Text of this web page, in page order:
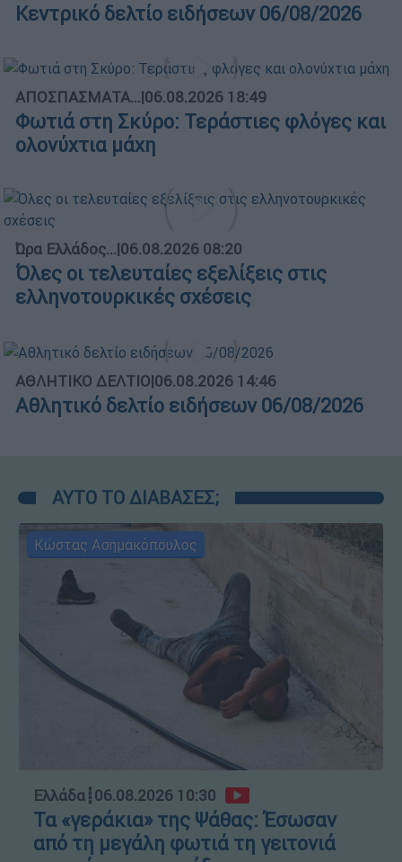
Κεντρικό δελτίο ειδήσεων 06/08/2026
ΑΠΟΣΠΑΣΜΑΤΑ...|06.08.2026 18:49
Φωτιά στη Σκύρο: Τεράστιες φλόγες και
ολονύχτια μάχη
Ώρα Ελλάδος...|06.08.2026 08:20
Όλες οι τελευταίες εξελίξεις στις
ελληνοτουρκικές σχέσεις
ΑΘΛΗΤΙΚΟ ΔΕΛΤΙΟ|06.08.2026 14:46
Αθλητικό δελτίο ειδήσεων 06/08/2026
ΑΥΤΟ ΤΟ ΔΙΑΒΑΣΕΣ;
Κώστας Ασημακόπουλος
Ελλάδα┋06.08.2026 10:30
Τα «γεράκια» της Ψάθας: Έσωσαν
από τη μεγάλη φωτιά τη γειτονιά